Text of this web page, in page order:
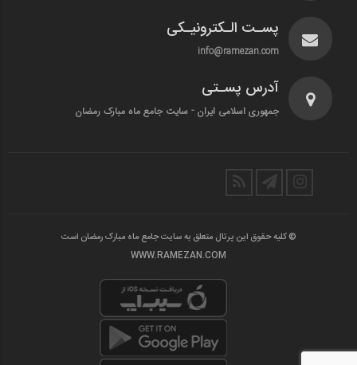
پسـت الـکترونیـکی
info@ramezan.com
آدرس پسـتی
جمهوری اسلامی ایران - سایت جامع ماه مبارک رمضان
© کلیه حقوق این پرتال متعلق به سایت جامع ماه مبارک رمضان است
WWW.RAMEZAN.COM